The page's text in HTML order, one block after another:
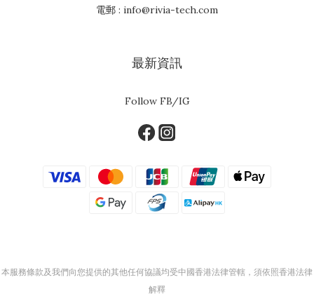
電郵 : info@rivia-tech.com
最新資訊
Follow FB/IG
本服務條款及我們向您提供的其他任何協議均受中國香港法律管轄，須依照香港法律
解釋